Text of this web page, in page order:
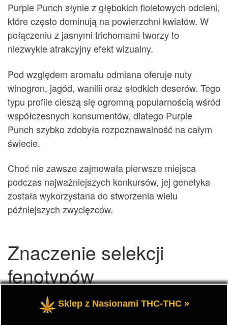
Purple Punch słynie z głębokich fioletowych odcieni,
które często dominują na powierzchni kwiatów. W
połączeniu z jasnymi trichomami tworzy to
niezwykle atrakcyjny efekt wizualny.
Pod względem aromatu odmiana oferuje nuty
winogron, jagód, wanilii oraz słodkich deserów. Tego
typu profile cieszą się ogromną popularnością wśród
współczesnych konsumentów, dlatego Purple
Punch szybko zdobyła rozpoznawalność na całym
świecie.
Choć nie zawsze zajmowała pierwsze miejsca
podczas najważniejszych konkursów, jej genetyka
została wykorzystana do stworzenia wielu
późniejszych zwycięzców.
Znaczenie selekcji
fenotypów
Jednym z powodów, dla których niektóre odmiany
Sklep z Nasionami THC-THC »